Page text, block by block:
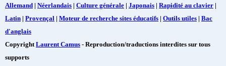
Allemand | Néerlandais | Culture générale | Japonais | Rapidité au clavier |
Latin | Provençal | Moteur de recherche sites éducatifs | Outils utiles | Bac
d'anglais
CopyrightLaurent Camus - Reproduction/traductions interdites sur tous
supports